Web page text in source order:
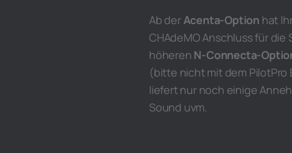
Ab derAcenta-Option hat
CHAdeMO Anschluss für
höheren N-Connecta-
(bitte nicht mit dem PilotPro
liefert nur noch einige
Sound uvm.